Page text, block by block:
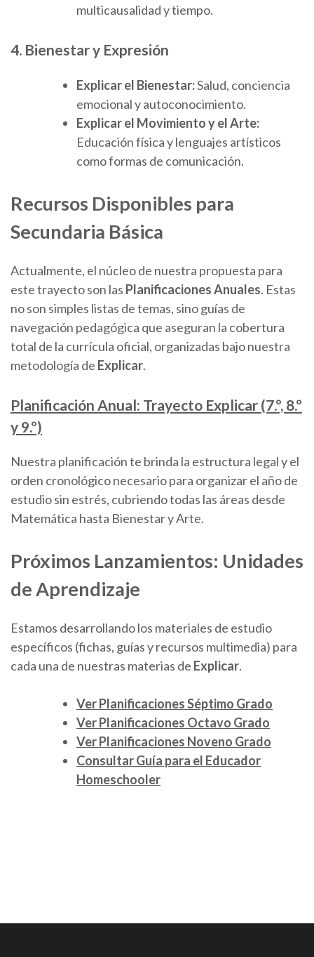
multicausalidad y tiempo.
4. Bienestar y Expresión
Explicar el Bienestar:Salud, conciencia
emocional y autoconocimiento.
Explicar el Movimiento y el Arte:
Educación física y lenguajes artísticos
como formas de comunicación.
Recursos Disponibles para
Secundaria Básica
Actualmente, el núcleo de nuestra propuesta para
este trayecto son las Planificaciones Anuales. Estas
no son simples listas de temas, sino guías de
navegación pedagógica que aseguran la cobertura
total de la currícula oficial, organizadas bajo nuestra
metodología de Explicar.
Planificación Anual: Trayecto Explicar (7.º, 8.º
y 9.º)
Nuestra planificación te brinda la estructura legal y el
orden cronológico necesario para organizar el año de
estudio sin estrés, cubriendo todas las áreas desde
Matemática hasta Bienestar y Arte.
Próximos Lanzamientos: Unidades
de Aprendizaje
Estamos desarrollando los materiales de estudio
específicos (fichas, guías y recursos multimedia) para
cada una de nuestras materias de Explicar.
Ver Planificaciones Séptimo Grado
Ver Planificaciones Octavo Grado
Ver Planificaciones Noveno Grado
Consultar Guía para el Educador
Homeschooler